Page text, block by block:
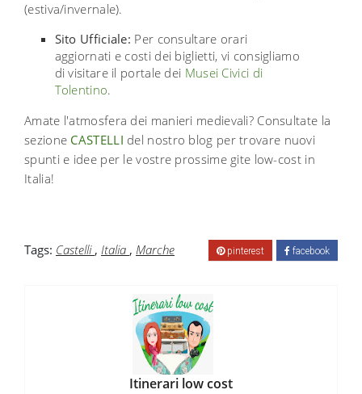
(estiva/invernale).
Sito Ufficiale: Per consultare orari
aggiornati e costi dei biglietti, vi consigliamo
di visitare il portale dei Musei Civici di
Tolentino.
Amate l'atmosfera dei manieri medievali? Consultate la
sezione CASTELLI del nostro blog per trovare nuovi
spunti e idee per le vostre prossime gite low-cost in
Italia!
Tags: Castelli , Italia , Marche facebook
pinterest
Itinerari low cost